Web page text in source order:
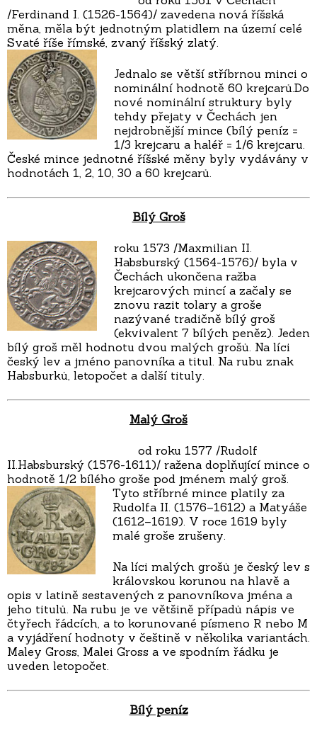
/Ferdinand I. (1526-1564)/ zavedena nová říšská
měna, měla být jednotným platidlem na území celé
Svaté říše římské, zvaný říšský zlatý.
Jednalo se větší stříbrnou minci o
nominální hodnotě 60 krejcarů.Do
nové nominální struktury byly
tehdy přejaty v Čechách jen
nejdrobnější mince (bílý peníz =
1/3 krejcaru a haléř = 1/6 krejcaru.
České mince jednotné říšské měny byly vydávány v
hodnotách 1, 2, 10, 30 a 60 krejcarů.
Bílý Groš
roku 1573 /Maxmilian II.
Habsburský (1564-1576)/ byla v
Čechách ukončena ražba
krejcarových mincí a začaly se
znovu razit tolary a groše
nazývané tradičně bílý groš
(ekvivalent 7 bílých peněz). Jeden
bílý groš měl hodnotu dvou malých grošů. Na líci
český lev a jméno panovníka a titul. Na rubu znak
Habsburků, letopočet a další tituly.
Malý Groš
od roku 1577 /Rudolf
II.Habsburský (1576-1611)/ ražena doplňující mince o
hodnotě 1/2 bílého groše pod jménem malý groš.
Tyto stříbrné mince platily za
Rudolfa II. (1576–1612) a Matyáše
(1612–1619). V roce 1619 byly
malé groše zrušeny.
Na líci malých grošů je český lev s
královskou korunou na hlavě a
opis v latině sestavených z panovníkova jména a
jeho titulů. Na rubu je ve většině případů nápis ve
čtyřech řádcích, a to korunované písmeno R nebo M
a vyjádření hodnoty v češtině v několika variantách.
Maley Gross, Malei Gross a ve spodním řádku je
uveden letopočet.
Bílý peníz